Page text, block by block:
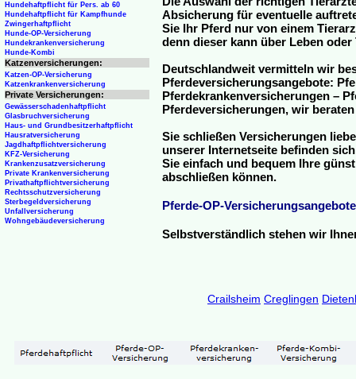
Absicherung für eventuelle
Sie Ihr Pferd nur von einem
denn dieser kann über Leben
Deutschlandweit vermitteln wir
Pferdeversicherungsangebote:
Pferdekrankenversicherungen –
Pferdeversicherungen, wir
Sie schließen Versicherungen
unserer Internetseite befinden
Sie einfach und bequem Ihre
abschließen können.
Pferde-OP-Versicherungsangebote
Selbstverständlich stehen wir
Hundehaftpflicht für Pers. ab 60
Hundehaftpflicht für Kampfhunde
Zwingerhaftpflicht
Hunde-OP-Versicherung
Hundekrankenversicherung
Hunde-Kombi
Katzenversicherungen:
Katzen-OP-Versicherung
Katzenkrankenversicherung
Private Versicherungen:
Gewässerschadenhaftpflicht
Glasbruchversicherung
Haus- und Grundbesitzerhaftpflicht
Hausratversicherung
Jagdhaftpflichtversicherung
KFZ-Versicherung
Krankenzusatzversicherung
Private Krankenversicherung
Privathaftpflichtversicherung
Rechtsschutzversicherung
Sterbegeldversicherung
Unfallversicherung
Wohngebäudeversicherung
Crailsheim Creglingen